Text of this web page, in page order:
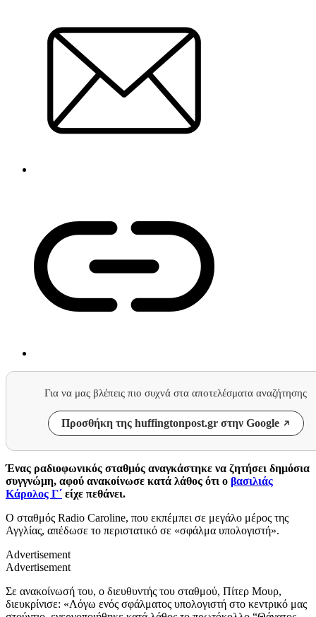
Για να μας βλέπεις πιο συχνά στα αποτελέσματα αναζήτησης
Προσθήκη της huffingtonpost.gr στην Google
Ένας ραδιοφωνικός σταθμός αναγκάστηκε να ζητήσει δημόσια
συγγνώμη, αφού ανακοίνωσε κατά λάθος ότι ο βασιλιάς
Κάρολος Γ΄ είχε πεθάνει.
Ο σταθμός Radio Caroline, που εκπέμπει σε μεγάλο μέρος της
Αγγλίας, απέδωσε το περιστατικό σε «σφάλμα υπολογιστή».
Advertisement
Advertisement
Σε ανακοίνωσή του, ο διευθυντής του σταθμού, Πίτερ Μουρ,
διευκρίνισε: «Λόγω ενός σφάλματος υπολογιστή στο κεντρικό μας